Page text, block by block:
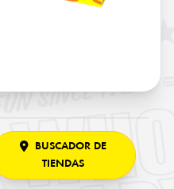
BUSCADOR DE
TIENDAS